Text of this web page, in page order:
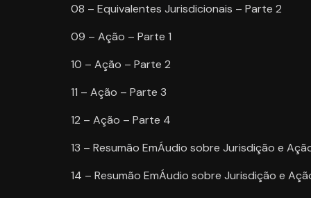
08 – Equivalentes Jurisdicionais – Parte 2
09 – Ação – Parte 1
10 – Ação – Parte 2
11 – Ação – Parte 3
12 – Ação – Parte 4
13 – Resumão EmÁudio sobre Jurisdição e
14 – Resumão EmÁudio sobre Jurisdição e